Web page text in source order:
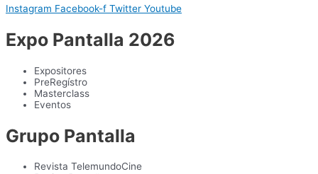
Instagram Facebook-f Twitter Youtube
Expo Pantalla 2026
Expositores
PreRegístro
Masterclass
Eventos
Grupo Pantalla
Revista TelemundoCine